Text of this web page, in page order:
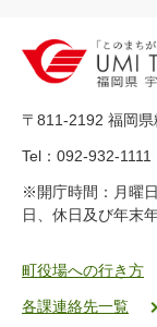
-
8
-
5
5
ク
二
〒811-2192 福岡
Tel：092-932-
※開庁時間：月曜
日、休日及び年末
町役場への行き方
各課連絡先一覧